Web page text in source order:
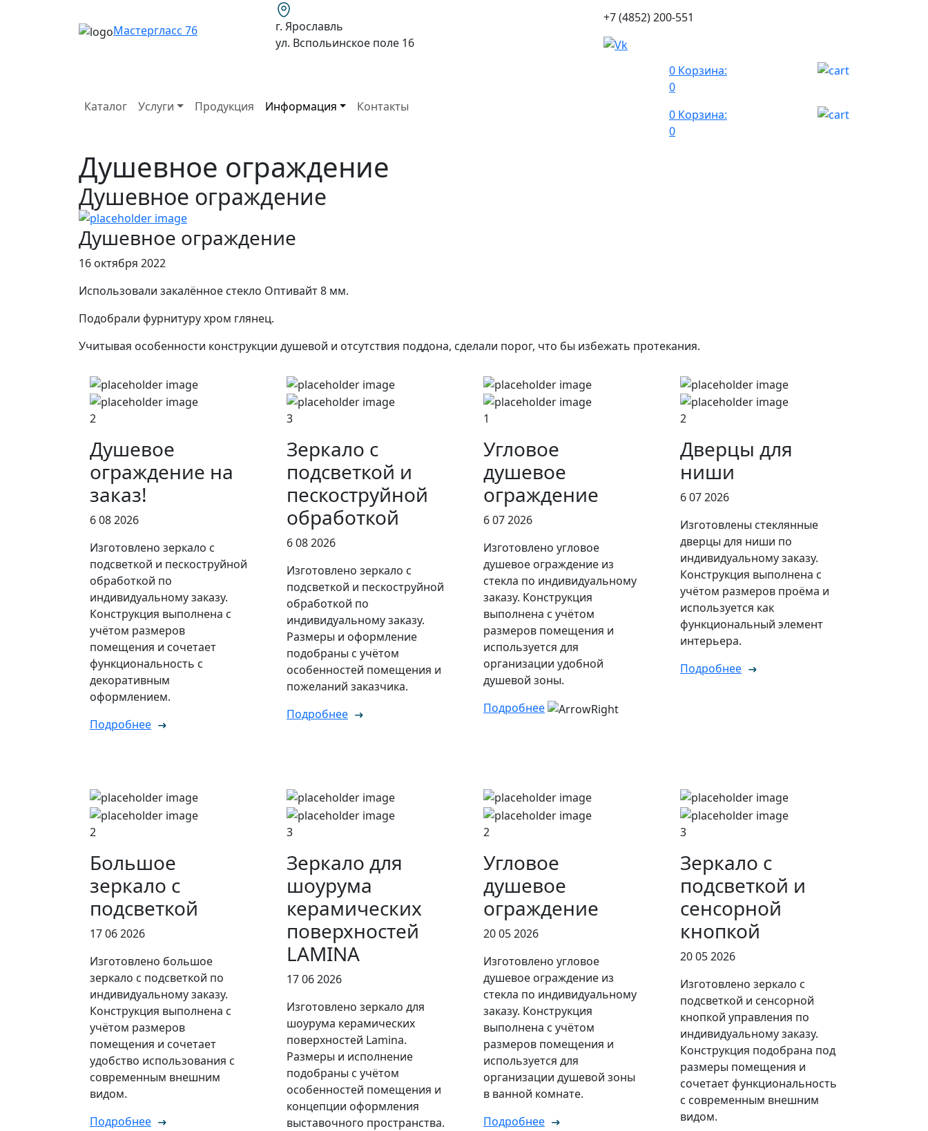
Мастергласс 76
г. Ярославль
ул. Вспольинское поле 16
+7 (4852) 200-551
Каталог Услуги Продукция Информация Контакты
0 Корзина:
0
0 Корзина:
0
Душевное ограждение
Душевное ограждение
Душевное ограждение
16 октября 2022
Использовали закалённое стекло Оптивайт 8 мм.
Подобрали фурнитуру хром глянец.
Учитывая особенности конструкции душевой и отсутствия поддона, сделали порог, что бы избежать протекания.
2
Душевое
ограждение на
заказ!
6 08 2026
Изготовлено зеркало с
подсветкой и пескоструйной
обработкой по
индивидуальному заказу.
Конструкция выполнена с
учётом размеров
помещения и сочетает
функциональность с
декоративным
оформлением.
Подробнее
3
Зеркало с
подсветкой и
пескоструйной
обработкой
6 08 2026
Изготовлено зеркало с
подсветкой и пескоструйной
обработкой по
индивидуальному заказу.
Размеры и оформление
подобраны с учётом
особенностей помещения и
пожеланий заказчика.
Подробнее
1
Угловое
душевое
ограждение
6 07 2026
Изготовлено угловое
душевое ограждение из
стекла по индивидуальному
заказу. Конструкция
выполнена с учётом
размеров помещения и
используется для
организации удобной
душевой зоны.
Подробнее
2
Дверцы для
ниши
6 07 2026
Изготовлены стеклянные
дверцы для ниши по
индивидуальному заказу.
Конструкция выполнена с
учётом размеров проёма и
используется как
функциональный элемент
интерьера.
Подробнее
2
Большое
зеркало с
подсветкой
17 06 2026
Изготовлено большое
зеркало с подсветкой по
индивидуальному заказу.
Конструкция выполнена с
учётом размеров
помещения и сочетает
удобство использования с
современным внешним
видом.
Подробнее
3
Зеркало для
шоурума
керамических
поверхностей
LAMINA
17 06 2026
Изготовлено зеркало для
шоурума керамических
поверхностей Lamina.
Размеры и исполнение
подобраны с учётом
особенностей помещения и
концепции оформления
выставочного пространства.
2
Угловое
душевое
ограждение
20 05 2026
Изготовлено угловое
душевое ограждение из
стекла по индивидуальному
заказу. Конструкция
выполнена с учётом
размеров помещения и
используется для
организации душевой зоны
в ванной комнате.
Подробнее
3
Зеркало с
подсветкой и
сенсорной
кнопкой
20 05 2026
Изготовлено зеркало с
подсветкой и сенсорной
кнопкой управления по
индивидуальному заказу.
Конструкция подобрана под
размеры помещения и
сочетает функциональность
с современным внешним
видом.